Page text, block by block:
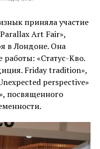
–
Кулеба у
в
з
заяві. “Я
є
приняла участие
Art Fair»,
в Лондоне. Она
«Статус-Кво.
Friday tradition»,
perspective»
посвященного